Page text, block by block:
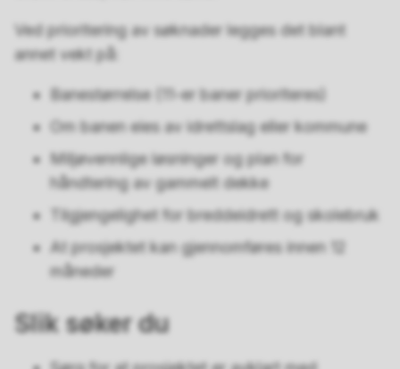
Ved prioritering av søknader legges det blant
annet vekt på:
Banestørrelse (11-er baner prioriteres)
Om banen eies av idrettslag eller kommune
Miljøvennlige løsninger og plan for
håndtering av gammelt dekke
Tilgjengelighet for breddeidrett og skolebruk
At prosjektet kan gjennomføres innen 12
måneder
Slik søker du